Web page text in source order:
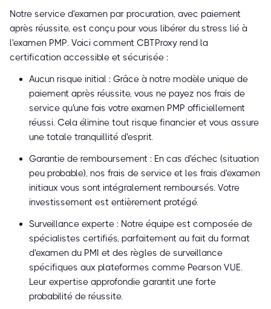
Notre service d'examen par procuration, avec paiement
après réussite, est conçu pour vous libérer du stress lié à
l'examen PMP. Voici comment CBTProxy rend la
certification accessible et sécurisée :
Aucun risque initial : Grâce à notre modèle unique de
paiement après réussite, vous ne payez nos frais de
service qu'une fois votre examen PMP officiellement
réussi. Cela élimine tout risque financier et vous assure
une totale tranquillité d'esprit.
Garantie de remboursement : En cas d'échec (situation
peu probable), nos frais de service et les frais d'examen
initiaux vous sont intégralement remboursés. Votre
investissement est entièrement protégé.
Surveillance experte : Notre équipe est composée de
spécialistes certifiés, parfaitement au fait du format
d'examen du PMI et des règles de surveillance
spécifiques aux plateformes comme Pearson VUE.
Leur expertise approfondie garantit une forte
probabilité de réussite.